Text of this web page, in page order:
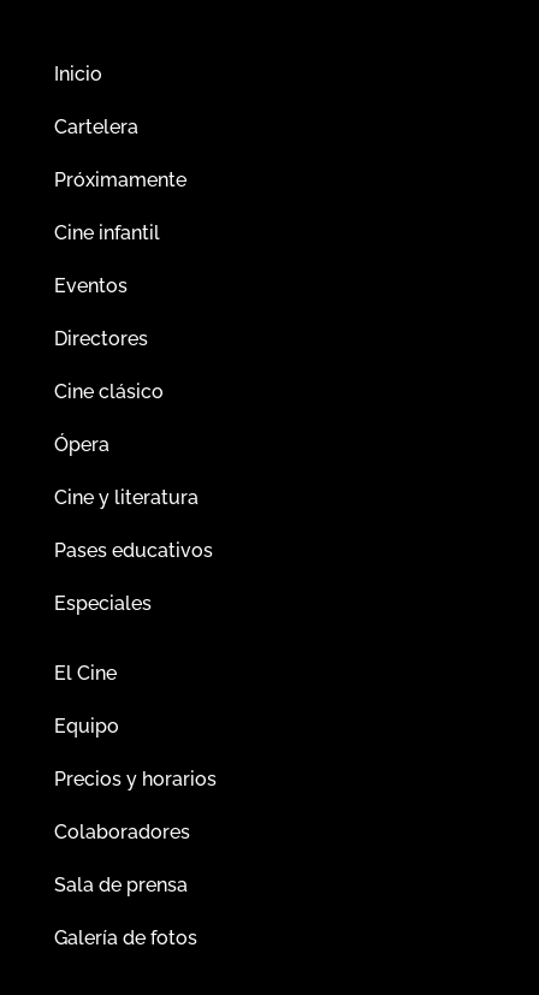
Inicio
Cartelera
Próximamente
Cine infantil
Eventos
Directores
Cine clásico
Ópera
Cine y literatura
Pases educativos
Especiales
El Cine
Equipo
Precios y horarios
Colaboradores
Sala de prensa
Galería de fotos